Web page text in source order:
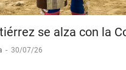
se alza con la
- 30/07/26